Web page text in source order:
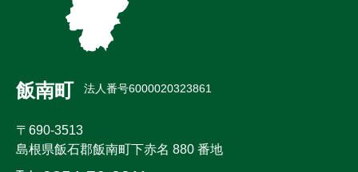
飯南町 法人番号6000020323861
〒690-3513
島根県飯石郡飯南町下赤名 880 番地